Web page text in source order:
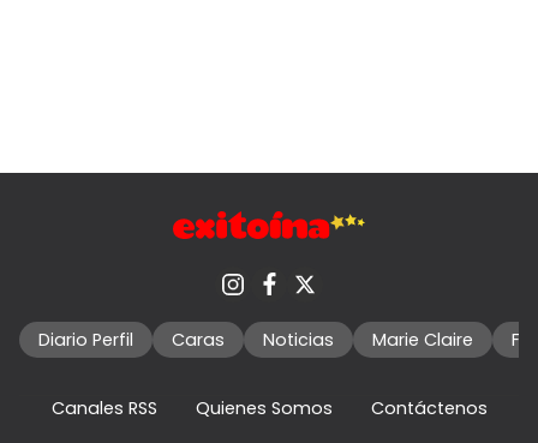
Diario Perfil Caras Noticias Marie Claire
Canales RSS Quienes Somos
Contáctenos